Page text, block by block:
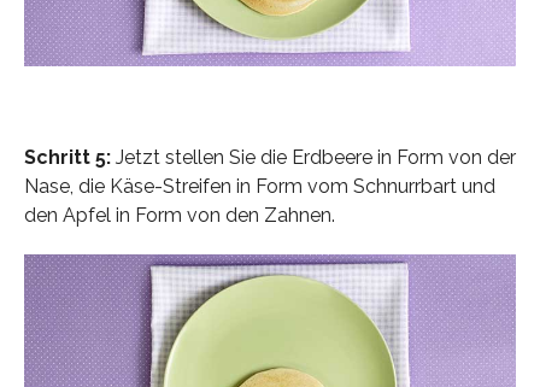
Schritt 5: Jetzt stellen Sie die Erdbeere in Form von der
Nase, die Käse-Streifen in Form vom Schnurrbart und
den Apfel in Form von den Zahnen.